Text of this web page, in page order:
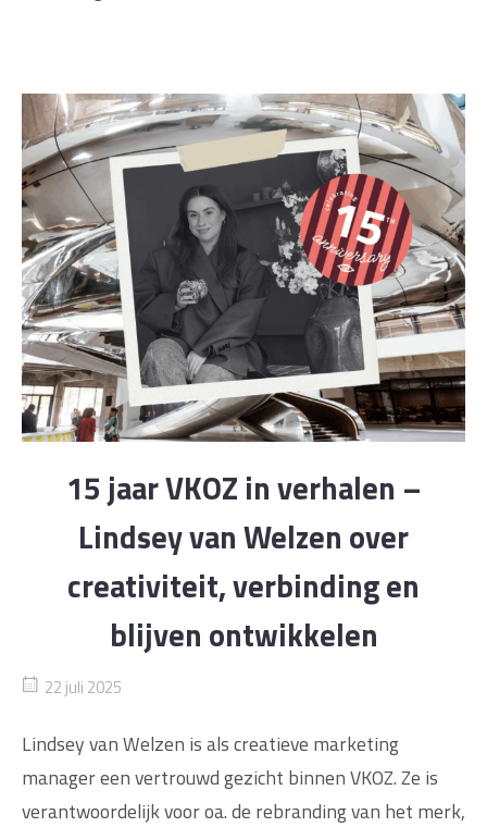
15 jaar VKOZ in verhalen –
Lindsey van Welzen over
creativiteit, verbinding en
blijven ontwikkelen
22 juli 2025
Lindsey van Welzen is als creatieve marketing
manager een vertrouwd gezicht binnen VKOZ. Ze is
verantwoordelijk voor oa. de rebranding van het merk,